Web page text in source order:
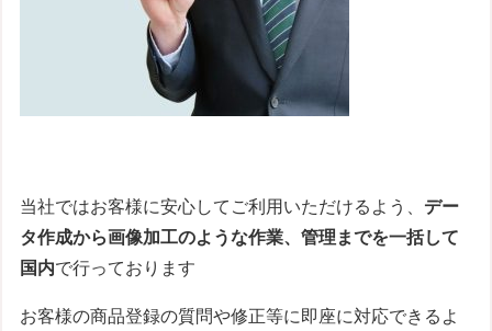
当社ではお客様に安心してご利用いただけるよう、 デー
タ作成から画像加工のような作業、管理までを一括して
国内で行っております
お客様の商品登録の質問や修正等に即座に対応できるよ